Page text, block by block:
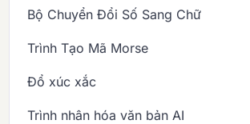
Bộ Chuyển Đổi Số Sang Chữ
Trình Tạo Mã Morse
Đổ xúc xắc
Trình nhân hóa văn bản AI